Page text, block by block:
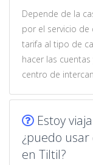
Depende de la
por el servicio
tarifa al tipo de
hacer las
centro de
Estoy
¿puedo
en Tiltil?